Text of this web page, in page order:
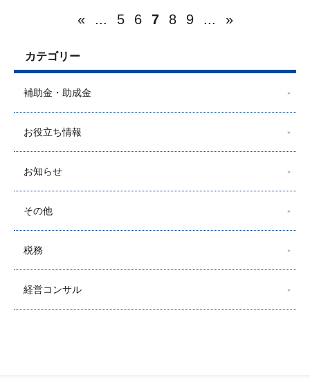
« ... 5 6 7 8 9 ... »
カテゴリー
補助金・助成金
お役立ち情報
お知らせ
その他
税務
経営コンサル